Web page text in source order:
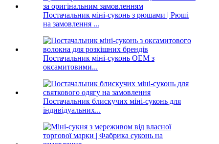
Постачальник міні-суконь з рюшами | Рюші
на замовлення ...
Постачальник міні-суконь OEM з
оксамитовими...
Постачальник блискучих міні-суконь для
індивідуальних...